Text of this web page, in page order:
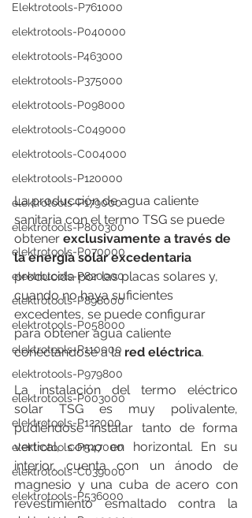
Elektrotools-P761000
elektrotools-P040000
elektrotools-P463000
elektrotools-P375000
elektrotools-P098000
elektrotools-C049000
elektrotools-C004000
elektrotools-P120000
elektrotools-P179000
elektrotools-P800300
elektrotools-P070000
elektrotools-P820000
elektrotools-P898000
elektrotools-P058000
elektrotools-P110000
elektrotools-P979800
elektrotools-P003000
elektrotools-P122000
elektrotools-P547000
elektrotools-C039000
elektrotools-P536000
La producción de agua caliente
sanitaria con el termo TSG se puede
obtener exclusivamente a través de
la energía solar excedentaria
producida por las placas solares y,
cuando no haya suficientes
excedentes, se puede configurar
para obtener agua caliente
conectándose a la red eléctrica.
La instalación del termo eléctrico
solar TSG es muy polivalente,
pudiéndose instalar tanto de forma
vertical, como en horizontal. En su
interior, cuenta con un ánodo de
magnesio y una cuba de acero con
revestimiento esmaltado contra la